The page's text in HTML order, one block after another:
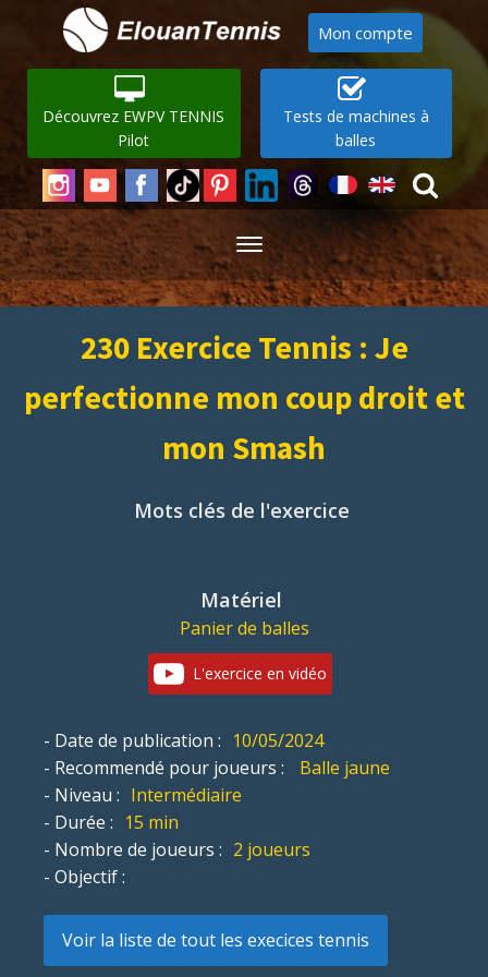
Mon compte
Découvrez EWPV TENNIS
Pilot
Tests de machines à
balles
230 Exercice Tennis : Je
perfectionne mon coup droit et
mon Smash
Mots clés de l'exercice
Matériel
Panier de balles
L'exercice en vidéo
- Date de publication : 10/05/2024
- Recommendé pour joueurs :
Balle jaune
- Niveau : Intermédiaire
- Durée : 15 min
- Nombre de joueurs : 2 joueurs
- Objectif :
Voir la liste de tout les execices tennis